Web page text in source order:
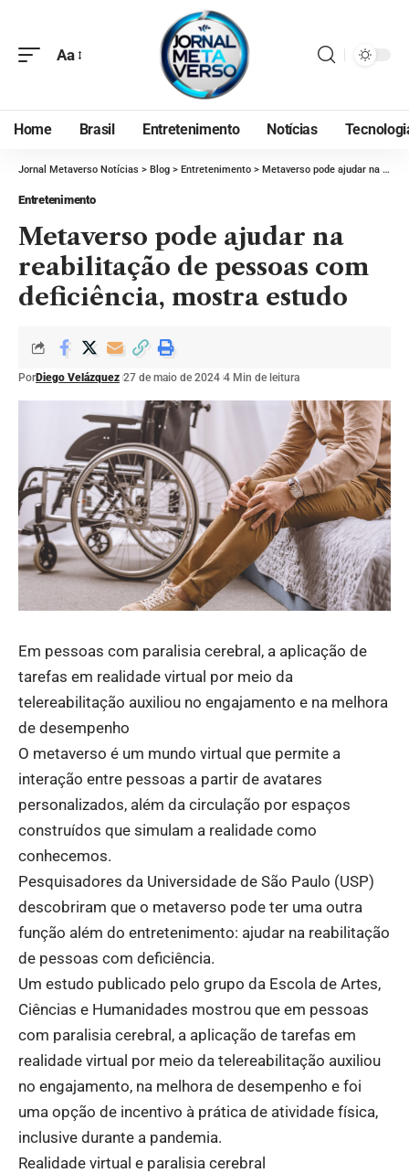
Aa
Home Brasil Entretenimento Notícias
Jornal Metaverso Notícias > Blog > Entretenimento > Metaverso pode ajudar na reabilitação de pessoas com deficiência, mostra estudo
Entretenimento
Metaverso pode ajudar na
reabilitação de pessoas com
deficiência, mostra estudo
PorDiego Velázquez 27 de maio de 2024 4 Min de leitura
Em pessoas com paralisia cerebral, a aplicação de
tarefas em realidade virtual por meio da
telereabilitação auxiliou no engajamento e na melhora
de desempenho
O metaverso é um mundo virtual que permite a
interação entre pessoas a partir de avatares
personalizados, além da circulação por espaços
construídos que simulam a realidade como
conhecemos.
Pesquisadores da Universidade de São Paulo (USP)
descobriram que o metaverso pode ter uma outra
função além do entretenimento: ajudar na reabilitação
de pessoas com deficiência.
Um estudo publicado pelo grupo da Escola de Artes,
Ciências e Humanidades mostrou que em pessoas
com paralisia cerebral, a aplicação de tarefas em
realidade virtual por meio da telereabilitação auxiliou
no engajamento, na melhora de desempenho e foi
uma opção de incentivo à prática de atividade física,
inclusive durante a pandemia.
Realidade virtual e paralisia cerebral